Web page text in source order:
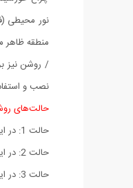
منطقه ظاهر
/ روشن نیز
نصب و
حالت‌های
حالت 1: در این حالت وقتی حرکتی رخ دهد، چراغ با 100 درصد توان روشن شده و پس از 20 ثانیه خاموش می‌شود.
حالت 2: در این حالت چراغ با 30 درصد توان به صورت دائم روشن بوده و وقتی حرکتی رخ دهد، چراغ با 100 درصد توان روشن شده و پس از 30 ثانیه به 30 درصد توان باز می‌گردد.
حالت 3: در این حالت سنسور حرکتی غیر فعال شده و چراغ با 50 درصد توان به صورت دائم روشن می‌ماند.